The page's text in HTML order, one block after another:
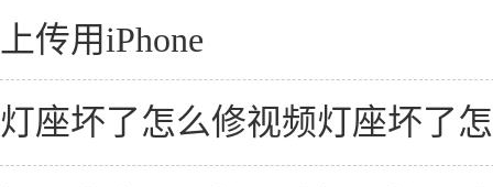
上传用iPhone
灯座坏了怎么修视频灯座坏了